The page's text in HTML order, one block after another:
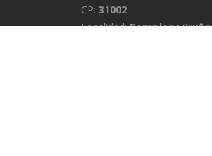
CP: 31002
Localidad:Pamplona/Iruña